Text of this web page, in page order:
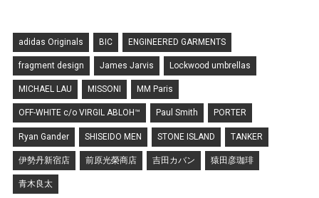
adidas Originals BIC ENGINEERED GARMENTS
fragment design James Jarvis Lockwood umbrellas
MICHAEL LAU MISSONI MM Paris
OFF-WHITE c/o VIRGIL ABLOH™ Paul Smith PORTER
Ryan Gander SHISEIDO MEN STONE ISLAND TANKER
伊勢丹新宿店 前原光榮商店 吉田カバン 猿田彦珈琲
青木良太